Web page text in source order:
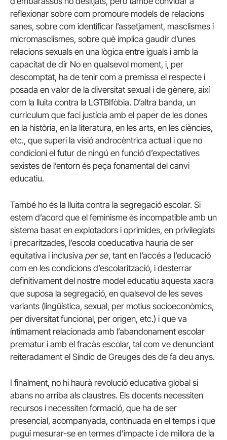
reflexionar sobre com promoure models de relacions
sanes, sobre com identificar l’assetjament, masclismes i
micromasclismes, sobre què implica gaudir d’unes
relacions sexuals en una lògica entre iguals i amb la
capacitat de dir No en qualsevol moment, i, per
descomptat, ha de tenir com a premissa el respecte i
posada en valor de la diversitat sexual i de gènere, així
com la lluita contra la LGTBIfòbia. D’altra banda, un
currículum que faci justícia amb el paper de les dones
en la història, en la literatura, en les arts, en les ciències,
etc., que superi la visió androcèntrica actual i que no
condicioni el futur de ningú en funció d’expectatives
sexistes de l’entorn és peça fonamental del canvi
educatiu.
També ho és la lluita contra la segregació escolar. Si
estem d’acord que el feminisme és incompatible amb un
sistema basat en explotadors i oprimides, en privilegiats
i precaritzades, l’escola coeducativa hauria de ser
equitativa i inclusiva per se, tant en l’accés a l’educació
com en les condicions d’escolarització, i desterrar
definitivament del nostre model educatiu aquesta xacra
que suposa la segregació, en qualsevol de les seves
variants (lingüística, sexual, per motius socioeconòmics,
per diversitat funcional, per origen, etc.) i que va
íntimament relacionada amb l’abandonament escolar
prematur i amb el fracàs escolar, tal com ve denunciant
reiteradament el Síndic de Greuges des de fa deu anys.
I finalment, no hi haurà revolució educativa global si
abans no arriba als claustres. Els docents necessiten
recursos i necessiten formació, que ha de ser
presencial, acompanyada, continuada en el temps i que
pugui mesurar-se en termes d’impacte i de millora de la